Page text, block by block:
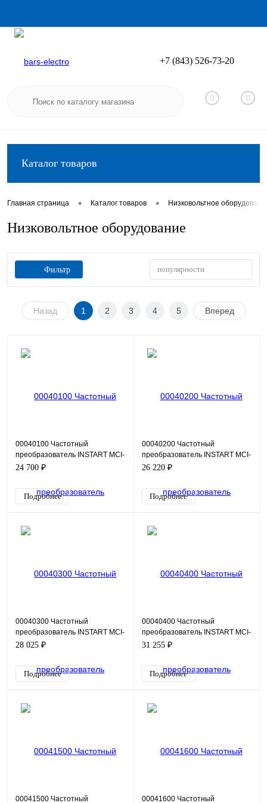
Вход
+7 (843) 526-73-20
0 0
Каталог товаров
Главная страница • Каталог товаров • Низковольтное
Низковольтное оборудование
Фильтр популярности
Назад 1 2 3 4 5 Вперед
00040100 Частотный
преобразователь INSTART MCI-
G0.4-2B, 220В, 0,4кВт, 2А
24 700 ₽
Подробнее
00040200 Частотный
преобразователь INSTART MCI-
G0.75-2B, 220В, 0,75кВт, 4А
26 220 ₽
Подробнее
00040300 Частотный
преобразователь INSTART MCI-
G1.5-2B, 220В, 1,5кВт, 7А
28 025 ₽
Подробнее
00040400 Частотный
преобразователь INSTART MCI-
G2.2-2B, 220В, 2,2кВт, 10А
31 255 ₽
Подробнее
00041500 Частотный
00041600 Частотный